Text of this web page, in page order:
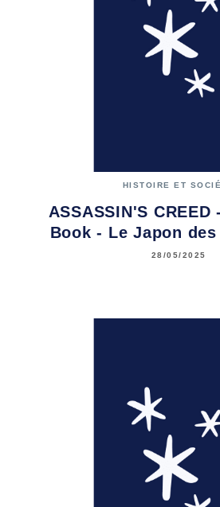
HISTOIRE ET
ASSASSIN'S
Book - Le Japon
28/05/2025